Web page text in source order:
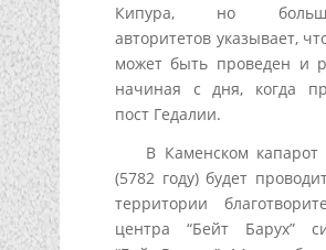
Кипура, но
авторитетов указывает,
может быть проведен и
начиная с дня, когда
пост Гедалии.
В Каменском капарот
(5782 году) будет
территории
центра “Бейт Барух”